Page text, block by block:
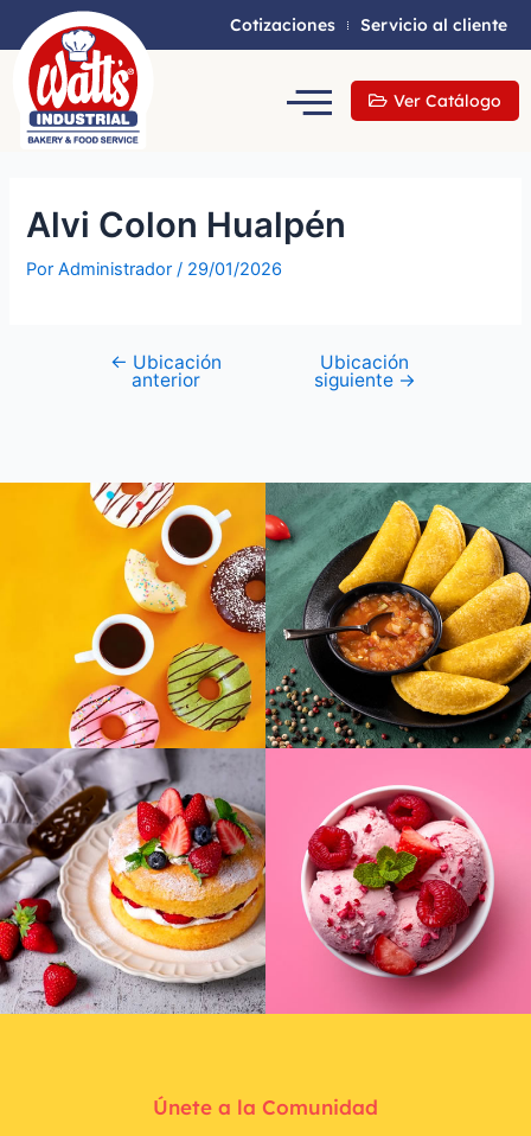
Cotizaciones Servicio al cliente
Ver Catálogo
Alvi Colon Hualpén
PorAdministrador/ 29/01/2026
← Ubicación
anterior
Ubicación
siguiente →
Únete a la Comunidad